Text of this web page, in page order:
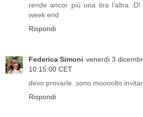
rende ancor più una tira l'altra
week end
Rispondi
Federica Simoni venerdì 3
10:15:00 CET
devo provarle..sono moooolto
Rispondi